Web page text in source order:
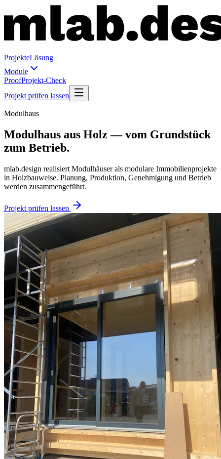
ProjekteLösung
Module
ProofProjekt-Check
Projekt prüfen lassen
Modulhaus
Modulhaus aus Holz — vom Grundstück
zum Betrieb.
mlab.design realisiert Modulhäuser als modulare Immobilienprojekte
in Holzbauweise. Planung, Produktion, Genehmigung und Betrieb
werden zusammengeführt.
Projekt prüfen lassen